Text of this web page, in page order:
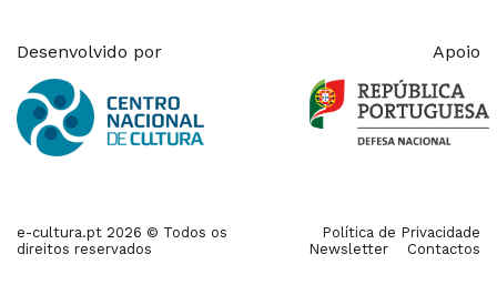
Desenvolvido por Apoio
e-cultura.pt 2026 © Todos os
direitos reservados
Política de Privacidade
Newsletter
Contactos